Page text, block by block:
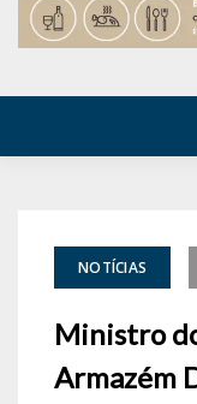
NOTÍCIAS
Ministro
Armazém